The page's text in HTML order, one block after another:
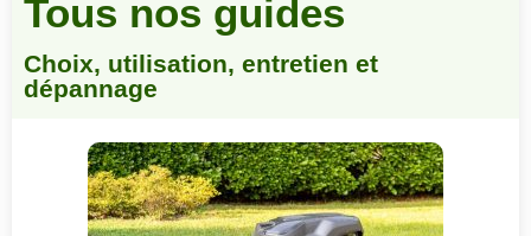
Tous nos guides
Choix, utilisation, entretien et
dépannage